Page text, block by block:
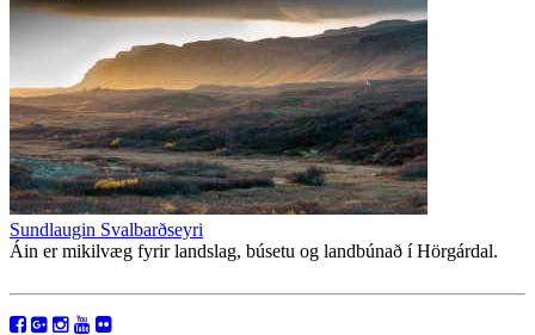
Sundlaugin Svalbarðseyri
Áin er mikilvæg fyrir landslag, búsetu og landbúnað í Hörgárdal.